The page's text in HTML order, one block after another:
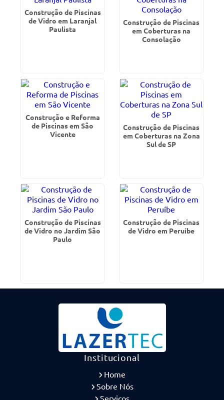
Construção de Piscinas
de Vidro em Laranjal
Paulista
Construção de Piscinas
em Coberturas na
Consolação
Construção e Reforma
de Piscinas em São
Vicente
Construção de Piscinas
em Coberturas na Zona
Sul de SP
Construção de Piscinas
de Vidro no Jardim São
Paulo
Construção de Piscinas
de Vidro em Peruíbe
Institucional
Home
Sobre Nós
Serviços